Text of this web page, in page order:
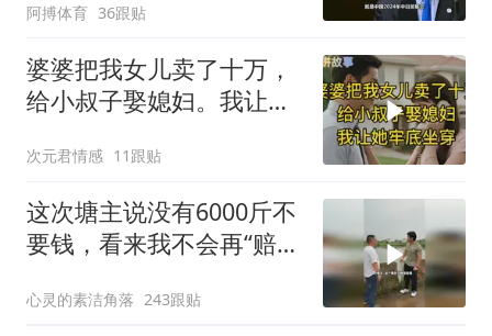
阿搏体育 36跟贴
婆婆把我女儿卖了十万，
给小叔子娶媳妇。我让她
次元君情感 11跟贴
这次塘主说没有6000斤不
要钱，看来我不会再“赔
心灵的素洁角落 243跟贴